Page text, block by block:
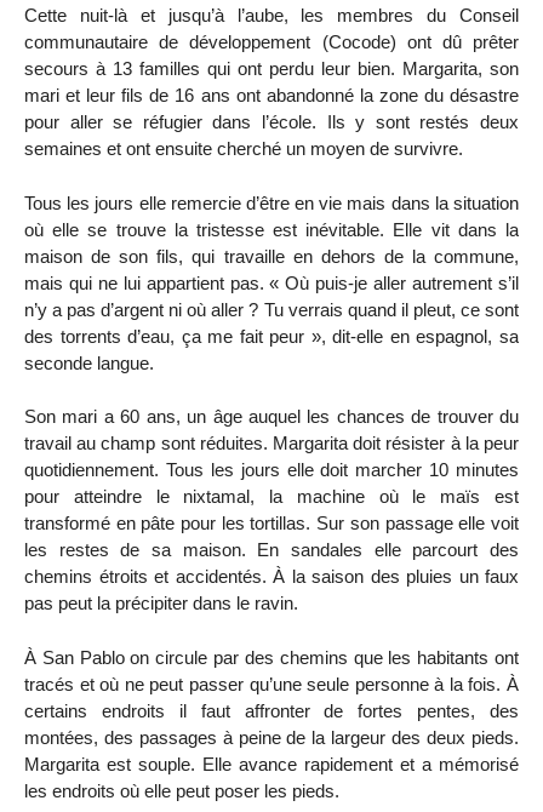
Cette nuit-là et jusqu’à l’aube, les membres du Conseil
communautaire de développement (Cocode) ont dû prêter
secours à 13 familles qui ont perdu leur bien. Margarita, son
mari et leur fils de 16 ans ont abandonné la zone du désastre
pour aller se réfugier dans l’école. Ils y sont restés deux
semaines et ont ensuite cherché un moyen de survivre.
Tous les jours elle remercie d’être en vie mais dans la situation
où elle se trouve la tristesse est inévitable. Elle vit dans la
maison de son fils, qui travaille en dehors de la commune,
mais qui ne lui appartient pas. « Où puis-je aller autrement s’il
n’y a pas d’argent ni où aller ? Tu verrais quand il pleut, ce sont
des torrents d’eau, ça me fait peur », dit-elle en espagnol, sa
seconde langue.
Son mari a 60 ans, un âge auquel les chances de trouver du
travail au champ sont réduites. Margarita doit résister à la peur
quotidiennement. Tous les jours elle doit marcher 10 minutes
pour atteindre le nixtamal, la machine où le maïs est
transformé en pâte pour les tortillas. Sur son passage elle voit
les restes de sa maison. En sandales elle parcourt des
chemins étroits et accidentés. À la saison des pluies un faux
pas peut la précipiter dans le ravin.
À San Pablo on circule par des chemins que les habitants ont
tracés et où ne peut passer qu’une seule personne à la fois. À
certains endroits il faut affronter de fortes pentes, des
montées, des passages à peine de la largeur des deux pieds.
Margarita est souple. Elle avance rapidement et a mémorisé
les endroits où elle peut poser les pieds.